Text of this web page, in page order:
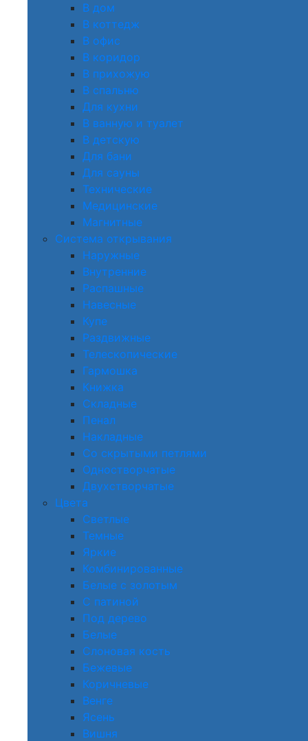
В дом
В коттедж
В офис
В коридор
В прихожую
В спальню
Для кухни
В ванную и туалет
В детскую
Для бани
Для сауны
Технические
Медицинские
Магнитные
Система открывания
Наружные
Внутренние
Распашные
Навесные
Купе
Раздвижные
Телескопические
Гармошка
Книжка
Складные
Пенал
Накладные
Со скрытыми петлями
Одностворчатые
Двухстворчатые
Цвета
Светлые
Темные
Яркие
Комбинированные
Белые с золотым
С патиной
Под дерево
Белые
Слоновая кость
Бежевые
Коричневые
Венге
Ясень
Вишня